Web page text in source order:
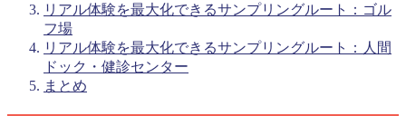
リアル体験を最大化できるサンプリングルート：ゴル
フ場
リアル体験を最大化できるサンプリングルート：人間
ドック・健診センター
まとめ